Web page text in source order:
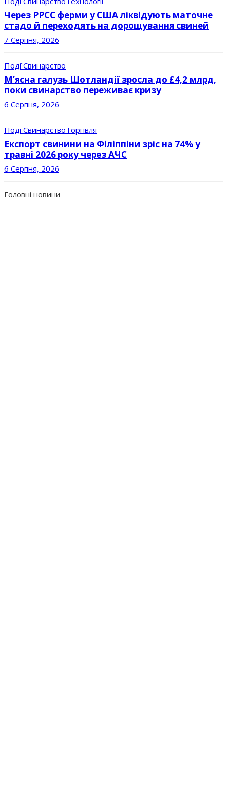
Через РРСС ферми у США ліквідують маточне
стадо й переходять на дорощування свиней
7 Серпня, 2026
ПодіїСвинарство
М’ясна галузь Шотландії зросла до £4,2 млрд,
поки свинарство переживає кризу
6 Серпня, 2026
ПодіїСвинарствоТоргівля
Експорт свинини на Філіппіни зріс на 74% у
травні 2026 року через АЧС
6 Серпня, 2026
Головні новини